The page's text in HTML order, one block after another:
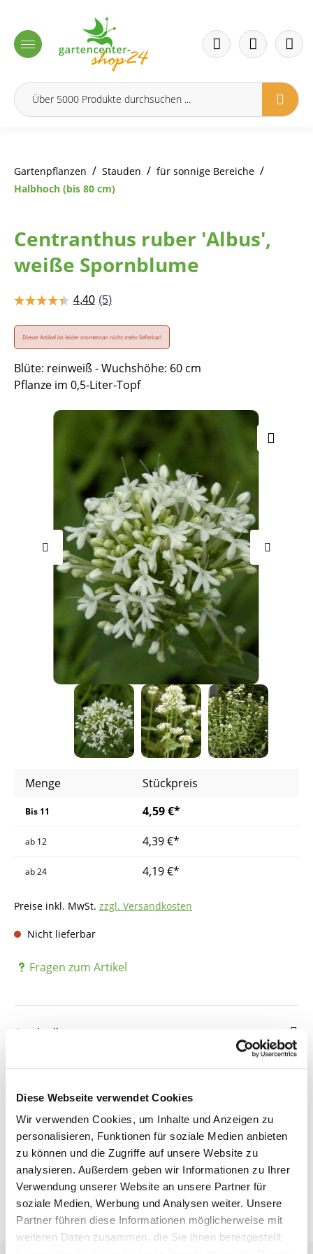
Diese Webseite verwendet Cookies
Wir verwenden Cookies, um Inhalte und Anzeigen zu
personalisieren, Funktionen für soziale Medien anbieten
zu können und die Zugriffe auf unsere Website zu
analysieren. Außerdem geben wir Informationen zu Ihrer
Verwendung unserer Website an unsere Partner für
soziale Medien, Werbung und Analysen weiter. Unsere
Partner führen diese Informationen möglicherweise mit
weiteren Daten zusammen, die Sie ihnen bereitgestellt
Gartenpflanzen / Stauden / für sonnige Bereiche /
Halbhoch (bis 80 cm)
Centranthus ruber 'Albus',
weiße Spornblume
Dieser Artikel ist leider momentan nicht mehr lieferbar!
Blüte: reinweiß - Wuchshöhe: 60 cm
Pflanze im 0,5-Liter-Topf
Menge Stückpreis
Bis 11 4,59 €*
ab 12 4,39 €*
ab24 4,19 €*
Preise inkl. MwSt. zzgl. Versandkosten
Nicht lieferbar
Fragen zum Artikel
Beschreibung
Bewertungen